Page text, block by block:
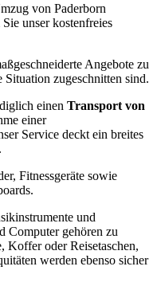
von Paderborn
unser kostenfreies
Angebote zu
zugeschnitten sind.
einen Transport von
einer
Service deckt ein breites
Fitnessgeräte sowie
und
Computer gehören zu
Koffer oder Reisetaschen,
werden ebenso sicher